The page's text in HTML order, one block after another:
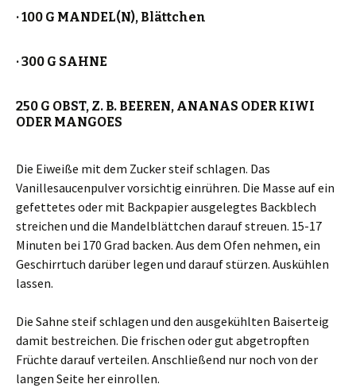
· 100 G MANDEL(N), Blättchen
· 300 G SAHNE
250 G OBST, Z. B. BEEREN, ANANAS ODER KIWI
ODER MANGOES
Die Eiweiße mit dem Zucker steif schlagen. Das
Vanillesaucenpulver vorsichtig einrühren. Die Masse auf ein
gefettetes oder mit Backpapier ausgelegtes Backblech
streichen und die Mandelblättchen darauf streuen. 15-17
Minuten bei 170 Grad backen. Aus dem Ofen nehmen, ein
Geschirrtuch darüber legen und darauf stürzen. Auskühlen
lassen.
Die Sahne steif schlagen und den ausgekühlten Baiserteig
damit bestreichen. Die frischen oder gut abgetropften
Früchte darauf verteilen. Anschließend nur noch von der
langen Seite her einrollen.